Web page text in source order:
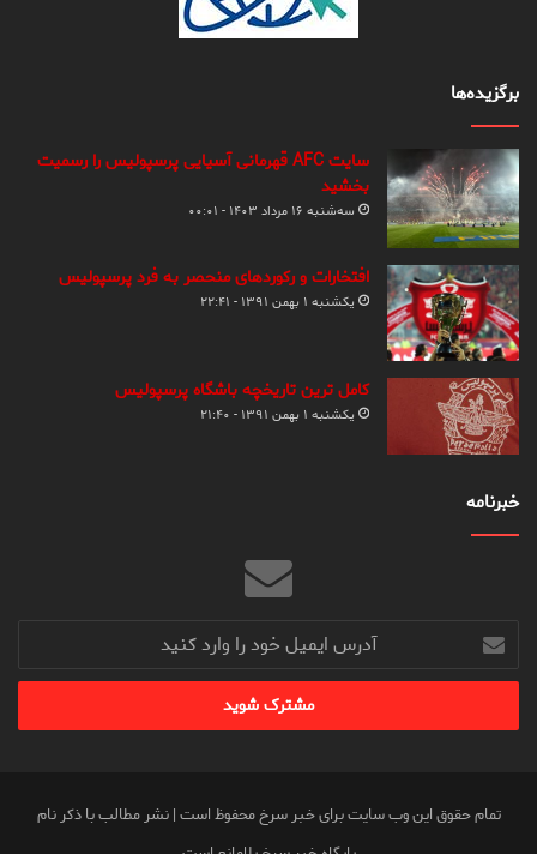
برگزیده‌ها
سایت AFC قهرمانی آسیایی پرسپولیس را رسمیت
بخشید
سه‌شنبه ۱۶ مرداد ۱۴۰۳ - ۰۰:۰۱
افتخارات و رکوردهای منحصر به فرد پرسپولیس
یکشنبه ۱ بهمن ۱۳۹۱ - ۲۲:۴۱
کامل ترین تاریخچه باشگاه پرسپولیس
یکشنبه ۱ بهمن ۱۳۹۱ - ۲۱:۴۰
خبرنامه
آدرس
ایمیل
خود
وارد
تمام حقوق این وب سایت برای خبر سرخ محفوظ است | نشر مطالب با ذکر نام